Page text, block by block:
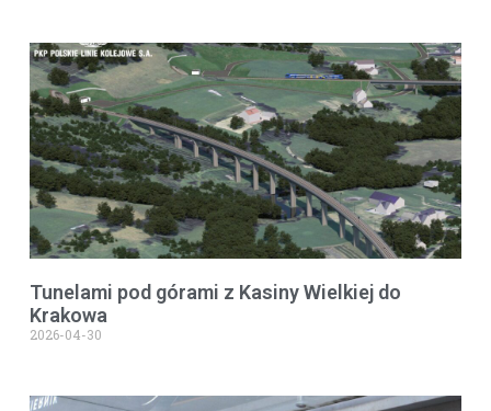
Tunelami pod górami z Kasiny Wielkiej do
Krakowa
2026-04-30